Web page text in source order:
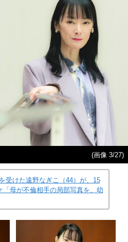
(画像 3/27)
受けた遠野なぎこ（44）が、15
「母が不倫相手の局部写真を、幼